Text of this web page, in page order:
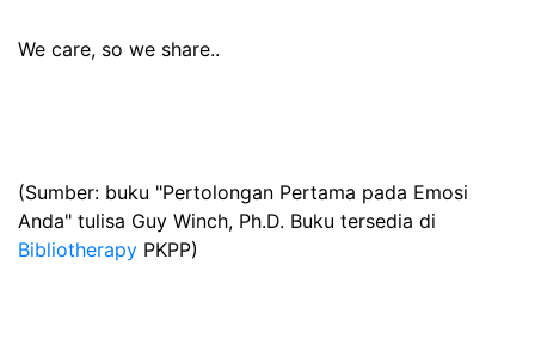
We care, so we share..
(Sumber: buku "Pertolongan Pertama pada Emosi
Anda" tulisa Guy Winch, Ph.D. Buku tersedia di
Bibliotherapy PKPP)